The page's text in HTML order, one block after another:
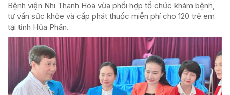
Bệnh viện Nhi Thanh Hóa vừa phối hợp tổ chức khám bệnh,
tư vấn sức khỏe và cấp phát thuốc miễn phí cho 120 trẻ em
tại tỉnh Hủa Phăn.